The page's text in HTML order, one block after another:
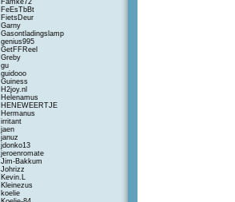
Famke72
FeEsTbBt
FietsDeur
Garny
Gasontladingslamp
genius995
GetFFReel
Greby
gu
guidooo
Guiness
H2joy.nl
Helenamus
HENEWEERTJE
Hermanus
irritant
jaen
januz
jdonko13
jeroenromate
Jim-Bakkum
Johrizz
Kevin.L
Kleinezus
koelie